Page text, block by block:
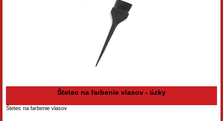
Štetec na farbenie vlasov - úzky
Štetec na farbenie vlasov